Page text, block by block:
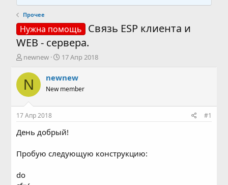
Прочее
Нужна помощь
Связь ESP клиента и
WEB - сервера.
А
т
о
р
е
м
ы
newnew
Д
т
н
л
17 Апр 2018
N newnew
New member
17 Апр 2018 #1
День добрый!
Пробую следующую конструкцию:
do